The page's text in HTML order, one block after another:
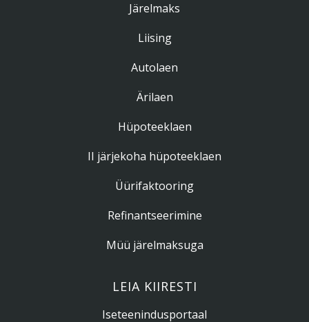
Järelmaks
Liising
Autolaen
Ärilaen
Hüpoteeklaen
II järjekoha hüpoteeklaen
Üürifaktooring
Refinantseerimine
Müü järelmaksuga
LEIA KIIRESTI
Iseteenindusportaal